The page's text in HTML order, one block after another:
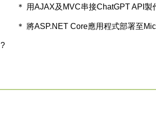
＊ 用AJAX及MVC串接ChatGPT API製
＊ 將ASP.NET Core應用程式部署至
?